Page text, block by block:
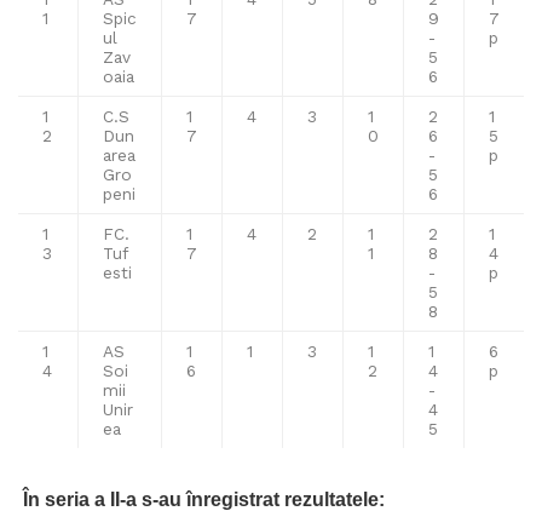
1
Spic
ul
Zav
oaia
7
9
-
5
6
7
p
1
2
C.S
Dun
area
Gro
peni
1
7
4 3
1
0
2
6
-
5
6
1
5
p
1
3
FC.
Tuf
esti
1
7
4 2
1
1
2
8
-
5
8
1
4
p
1
4
AS
Soi
mii
Unir
ea
1
6
1 3
1
2
1
4
-
4
5
6
p
În seria a II-a s-au înregistrat rezultatele: